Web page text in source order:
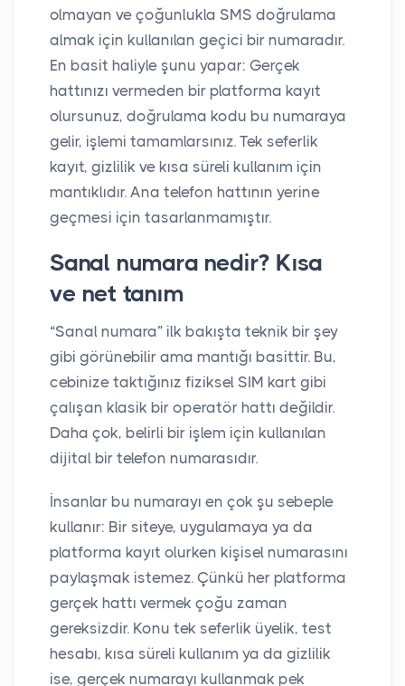
olmayan ve çoğunlukla SMS doğrulama
almak için kullanılan geçici bir numaradır.
En basit haliyle şunu yapar: Gerçek
hattınızı vermeden bir platforma kayıt
olursunuz, doğrulama kodu bu numaraya
gelir, işlemi tamamlarsınız. Tek seferlik
kayıt, gizlilik ve kısa süreli kullanım için
mantıklıdır. Ana telefon hattının yerine
geçmesi için tasarlanmamıştır.
Sanal numara nedir? Kısa
ve net tanım
“Sanal numara” ilk bakışta teknik bir şey
gibi görünebilir ama mantığı basittir. Bu,
cebinize taktığınız fiziksel SIM kart gibi
çalışan klasik bir operatör hattı değildir.
Daha çok, belirli bir işlem için kullanılan
dijital bir telefon numarasıdır.
İnsanlar bu numarayı en çok şu sebeple
kullanır: Bir siteye, uygulamaya ya da
platforma kayıt olurken kişisel numarasını
paylaşmak istemez. Çünkü her platforma
gerçek hattı vermek çoğu zaman
gereksizdir. Konu tek seferlik üyelik, test
hesabı, kısa süreli kullanım ya da gizlilik
ise, gerçek numarayı kullanmak pek